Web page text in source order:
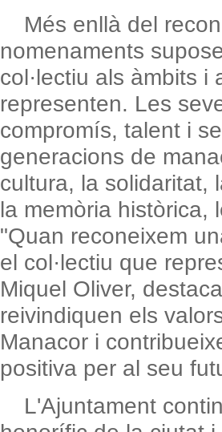
Més enllà del
nomenaments
col·lectiu als àmbits i
representen. Les
compromís, talent i
generacions de
cultura, la solidaritat,
la memòria històrica,
"Quan reconeixem
el col·lectiu que
Miquel Oliver,
reivindiquen els
Manacor i
positiva per al seu
L'Ajuntament